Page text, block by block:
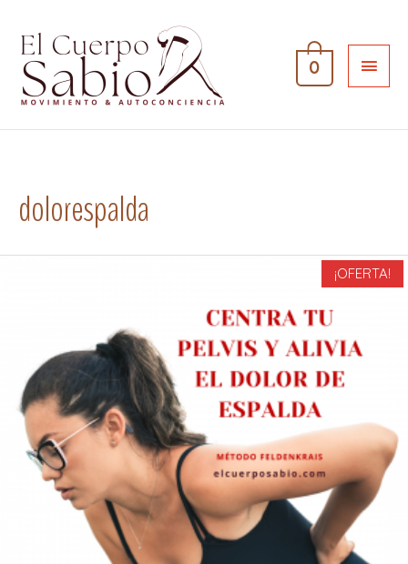
0
dolorespalda
¡OFERTA!